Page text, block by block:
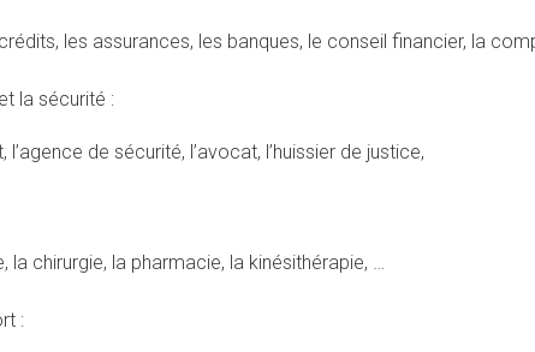
les assurances, les banques, le conseil financier, la
la sécurité :
l’agence de sécurité, l’avocat, l’huissier de justice,
la chirurgie, la pharmacie, la kinésithérapie, …
: